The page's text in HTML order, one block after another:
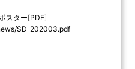
スター[PDF]
SD_202003.pdf